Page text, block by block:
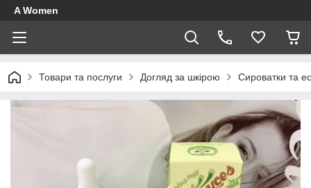
A Women
Товари та послуги Догляд за шкірою Сироватки та